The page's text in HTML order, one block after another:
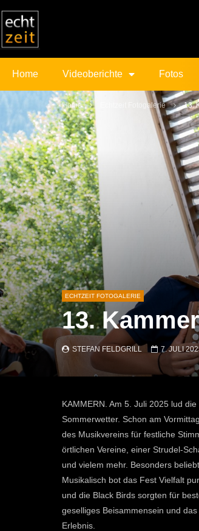
Home Videoberichte Fotos
Home Echtzeit Fotogalerie 13.
ECHTZEIT FOTOGALERIE
13.
STEFAN FELDGRILL 7. JULI
KAMMERN. Am 5. Juli 2025 lud
Sommerwetter. Schon am
des Musikvereins für festliche
örtlichen Vereine, einer Strudel-
und vielem mehr. Besonders
Musikalisch bot das Fest Vielfalt
und die Black Birds sorgten für
geselliges Beisammensein und
Erlebnis.